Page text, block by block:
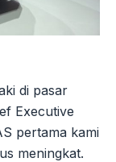
di pasar
Executive
pertama kami
meningkat.